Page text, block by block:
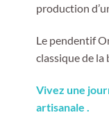
production
Le pendentif
classique de
Vivez une
artisanale .